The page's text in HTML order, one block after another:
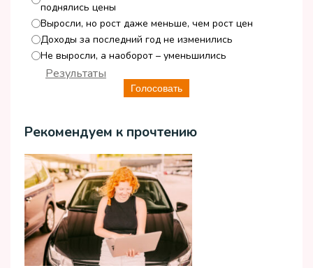
поднялись цены
Выросли, но рост даже меньше, чем рост цен
Доходы за последний год не изменились
Не выросли, а наоборот – уменьшились
Голосовать
Результаты
Рекомендуем к прочтению